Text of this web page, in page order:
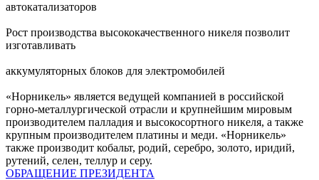
автокатализаторов
Рост производства высококачественного никеля позволит
изготавливать
аккумуляторных блоков для электромобилей
«Норникель» является ведущей компанией в российской
горно-металлургической отрасли и крупнейшим мировым
производителем палладия и высокосортного никеля, а также
крупным производителем платины и меди. «Норникель»
также производит кобальт, родий, серебро, золото, иридий,
рутений, селен, теллур и серу.
ОБРАЩЕНИЕ ПРЕЗИДЕНТА